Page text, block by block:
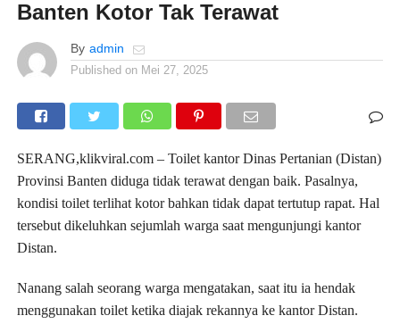
Banten Kotor Tak Terawat
By admin
Published on Mei 27, 2025
SERANG,klikviral.com – Toilet kantor Dinas Pertanian (Distan)
Provinsi Banten diduga tidak terawat dengan baik. Pasalnya,
kondisi toilet terlihat kotor bahkan tidak dapat tertutup rapat. Hal
tersebut dikeluhkan sejumlah warga saat mengunjungi kantor
Distan.
Nanang salah seorang warga mengatakan, saat itu ia hendak
menggunakan toilet ketika diajak rekannya ke kantor Distan.